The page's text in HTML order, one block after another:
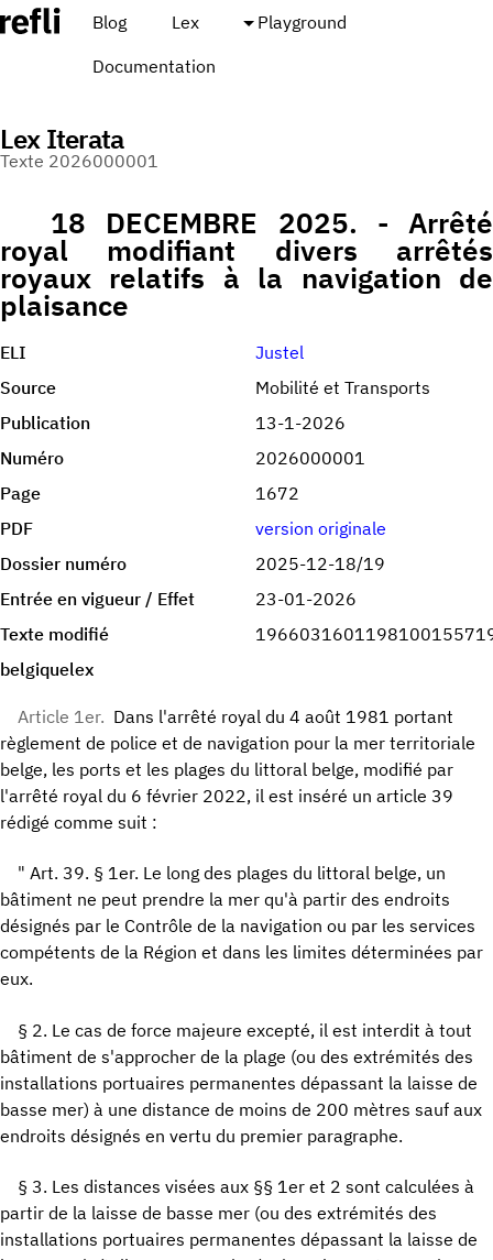
Blog Lex
Playground
Documentation
Lex Iterata
Texte 2026000001
18 DECEMBRE 2025. - Arrêté
royal modifiant divers arrêtés
royaux relatifs à la navigation de
plaisance
ELI
Justel
Source
Mobilité et Transports
Publication
13-1-2026
Numéro
2026000001
Page
1672
PDF
version originale
Dossier numéro
2025-12-18/19
Entrée en vigueur / Effet
23-01-2026
Texte modifié
belgiquelex
Article 1er. Dans l'arrêté royal du 4 août 1981 portant
règlement de police et de navigation pour la mer territoriale
belge, les ports et les plages du littoral belge, modifié par
l'arrêté royal du 6 février 2022, il est inséré un article 39
rédigé comme suit :
" Art. 39. § 1er. Le long des plages du littoral belge, un
bâtiment ne peut prendre la mer qu'à partir des endroits
désignés par le Contrôle de la navigation ou par les services
compétents de la Région et dans les limites déterminées par
eux.
§ 2. Le cas de force majeure excepté, il est interdit à tout
bâtiment de s'approcher de la plage (ou des extrémités des
installations portuaires permanentes dépassant la laisse de
basse mer) à une distance de moins de 200 mètres sauf aux
endroits désignés en vertu du premier paragraphe.
§ 3. Les distances visées aux §§ 1er et 2 sont calculées à
partir de la laisse de basse mer (ou des extrémités des
installations portuaires permanentes dépassant la laisse de